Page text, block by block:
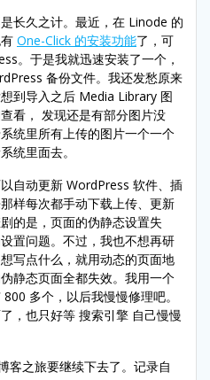
长久之计。最近，在 Linode 的
One-Click 的安装功能了，可
。于是我就迅速安装了一个，
备份文件。我还发愁原来
到导入之后 Media Library 图
看， 发现还是有部分图片没
统里所有上传的图片一个一个
统里面去。
自动更新 WordPress 软件、插
样每次都手动下载上传、更新
的是，页面的伪静态设置失
置问题。不过，我也不想再研
写点什么，就用动态的页面地
静态页面全都失效。我用一个
多个，以后我慢慢修理吧。
，也只好等 搜索引擎 自己慢慢
客之旅要继续下去了。记录自